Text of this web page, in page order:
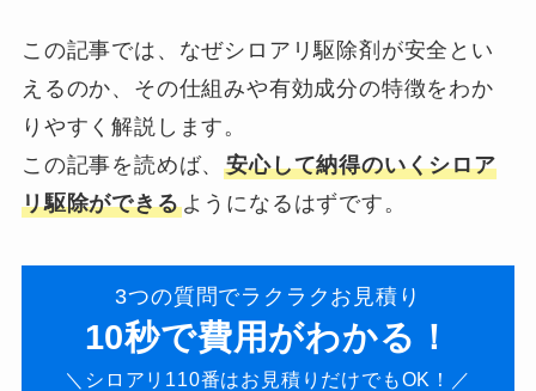
この記事では、なぜシロアリ駆除剤が安全とい
えるのか、その仕組みや有効成分の特徴をわか
りやすく解説します。
この記事を読めば、安心して納得のいくシロア
リ駆除ができるようになるはずです。
3つの質問でラクラクお見積り
10秒で費用がわかる！
＼シロアリ110番はお見積りだけでもOK！／